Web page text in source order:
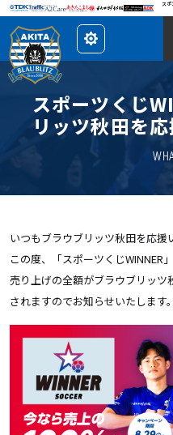
スポ
レ
イ
ア
を
カ
ス
タ
マ
スポーツくじ
リッツ秋田を応
いつもブラウブリッツ秋田を応援
この度、「スポーツくじWINNER
売り上げの全額がブラウブリッ
されますのでお知らせいたします。